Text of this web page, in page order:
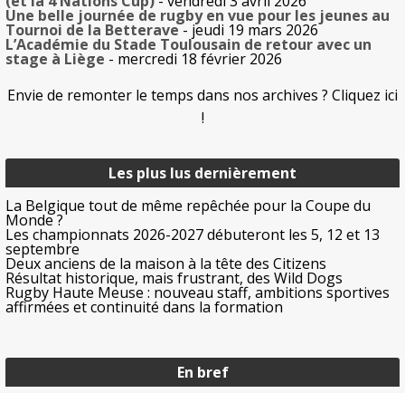
Les plus lus dernièrement
La Belgique tout de même repêchée pour la Coupe du
Monde ?
Les championnats 2026-2027 débuteront les 5, 12 et 13
septembre
Deux anciens de la maison à la tête des Citizens
Résultat historique, mais frustrant, des Wild Dogs
Rugby Haute Meuse : nouveau staff, ambitions sportives
affirmées et continuité dans la formation
Une belle journée de rugby en vue pour les jeunes au
Tournoi de la Betterave- jeudi 19 mars 2026
L’Académie du Stade Toulousain de retour avec un
stage à Liège - mercredi 18 février 2026
Envie de remonter le temps dans nos archives ? Cliquez ici
!
En bref